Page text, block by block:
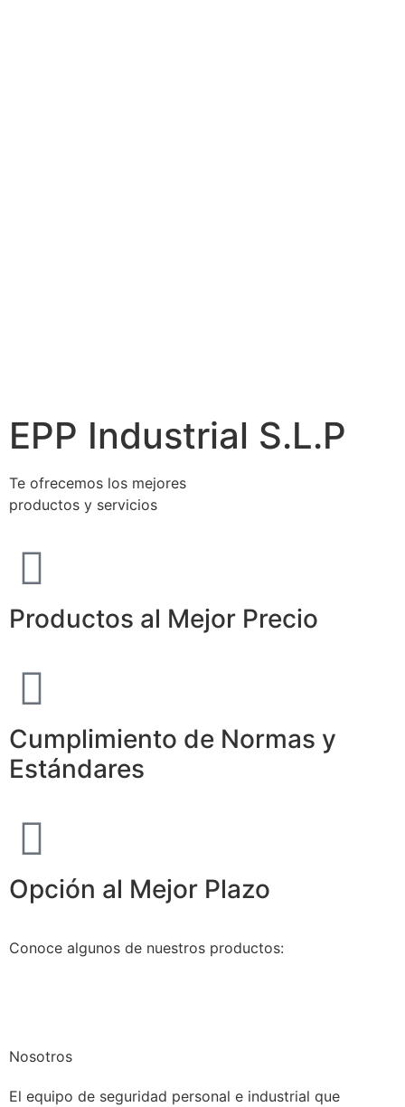
EPP Industrial S.L.P
Te ofrecemos los mejores
productos y servicios
Productos al Mejor Precio
Cumplimiento de Normas y
Estándares
Opción al Mejor Plazo
Conoce algunos de nuestros productos:
Nosotros
El equipo de seguridad personal e industrial que